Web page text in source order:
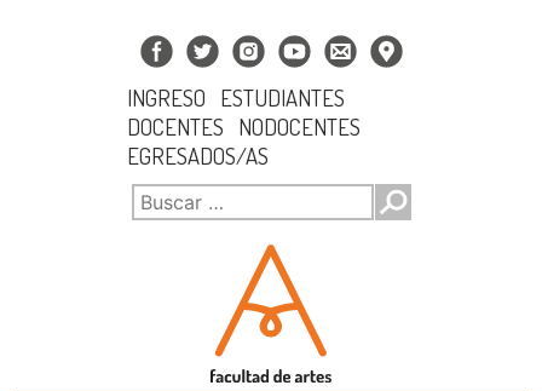
INGRESO
ESTUDIANTES
DOCENTES
NODOCENTES
EGRESADOS/AS